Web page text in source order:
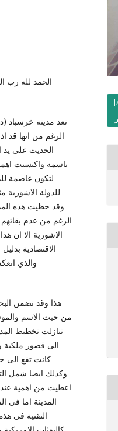
الحمد لله رب
تعد مدينة خرسباد
الرغم من انها قد
الحديث على يد
باسمه واكتسبت
لتكون عاصمة
للدولة
وقد حظيت هذه
الرغم من عدم
الاشورية الا ان
الاقتصادية
والذي
هذا وقد تضمن
من حيث الاسم
تنازلت تخطيط
الى قصور ملكية
كانت تقع الى
وكذلك ايضا شمل
اعطيت من اهمية عند
المدينة اما في